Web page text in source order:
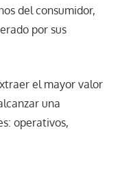
del consumidor,
por sus
el mayor valor
una
operativos,